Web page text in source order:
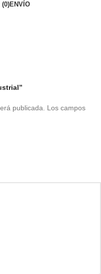
(0)ENVÍO
publicada.
Los campos